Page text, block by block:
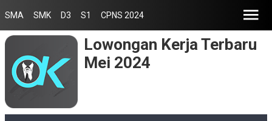
SMA SMK D3 S1 CPNS 2024
Lowongan Kerja Terbaru
Mei 2024